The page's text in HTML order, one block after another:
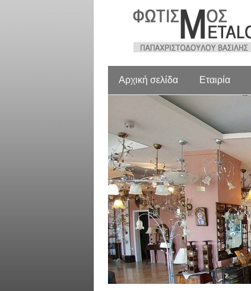
Αρχική σελίδα Εταιρία